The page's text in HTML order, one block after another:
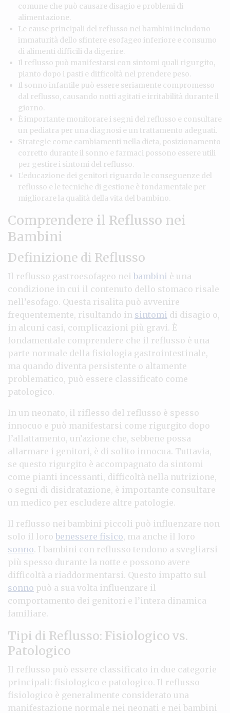
comune che può causare disagio e problemi di
alimentazione.
Le cause principali del reflusso nei bambini includono
immaturità dello sfintere esofageo inferiore e consumo
di alimenti difficili da digerire.
Il reflusso può manifestarsi con sintomi quali rigurgito,
pianto dopo i pasti e difficoltà nel prendere peso.
Il sonno infantile può essere seriamente compromesso
dal reflusso, causando notti agitati e irritabilità durante il
giorno.
È importante monitorare i segni del reflusso e consultare
un pediatra per una diagnosi e un trattamento adeguati.
Strategie come cambiamenti nella dieta, posizionamento
corretto durante il sonno e farmaci possono essere utili
per gestire i sintomi del reflusso.
L’educazione dei genitori riguardo le conseguenze del
reflusso e le tecniche di gestione è fondamentale per
migliorare la qualità della vita del bambino.
Comprendere il Reflusso nei
Bambini
Definizione di Reflusso
Il reflusso gastroesofageo nei bambini è una
condizione in cui il contenuto dello stomaco risale
nell’esofago. Questa risalita può avvenire
frequentemente, risultando in sintomi di disagio o,
in alcuni casi, complicazioni più gravi. È
fondamentale comprendere che il reflusso è una
parte normale della fisiologia gastrointestinale,
ma quando diventa persistente o altamente
problematico, può essere classificato come
patologico.
In un neonato, il riflesso del reflusso è spesso
innocuo e può manifestarsi come rigurgito dopo
l’allattamento, un’azione che, sebbene possa
allarmare i genitori, è di solito innocua. Tuttavia,
se questo rigurgito è accompagnato da sintomi
come pianti incessanti, difficoltà nella nutrizione,
o segni di disidratazione, è importante consultare
un medico per escludere altre patologie.
Il reflusso nei bambini piccoli può influenzare non
solo il loro benessere fisico, ma anche il loro
sonno. I bambini con reflusso tendono a svegliarsi
più spesso durante la notte e possono avere
difficoltà a riaddormentarsi. Questo impatto sul
sonno può a sua volta influenzare il
comportamento dei genitori e l’intera dinamica
familiare.
Tipi di Reflusso: Fisiologico vs.
Patologico
Il reflusso può essere classificato in due categorie
principali: fisiologico e patologico. Il reflusso
fisiologico è generalmente considerato una
manifestazione normale nei neonati e nei bambini